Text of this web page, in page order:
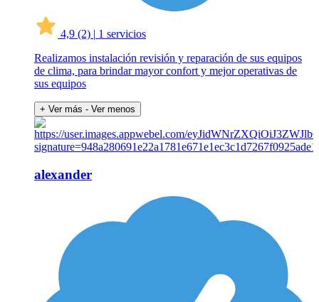
4,9 (2) | 1 servicios
Realizamos instalación revisión y reparación de sus equipos
de clima, para brindar mayor confort y mejor operativas de
sus equipos
+ Ver más - Ver menos
alexander